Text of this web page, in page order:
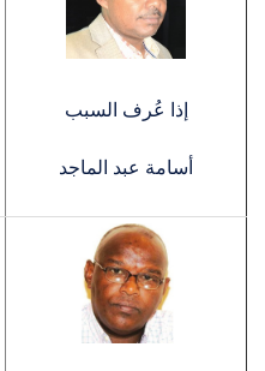
إذا عُرف السبب
أسامة عبد الماجد